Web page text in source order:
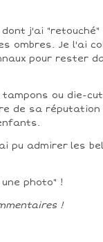
j'ai "retouché"
ombres. Je l'ai
pour rester
ou die-cut
de sa réputation
pu admirer les
photo" !
!